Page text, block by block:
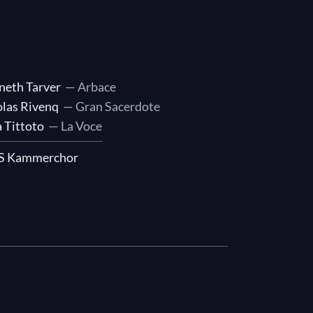
Tarver — Arbace
Rivenq — Gran Sacerdote
Tittoto — La Voce
Kammerchor